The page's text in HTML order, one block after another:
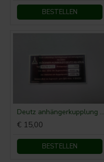
BESTELLEN
Deutz anhängerkupplung typenschild 60/36-4-11 52 x 27 mm
€ 15,00
BESTELLEN